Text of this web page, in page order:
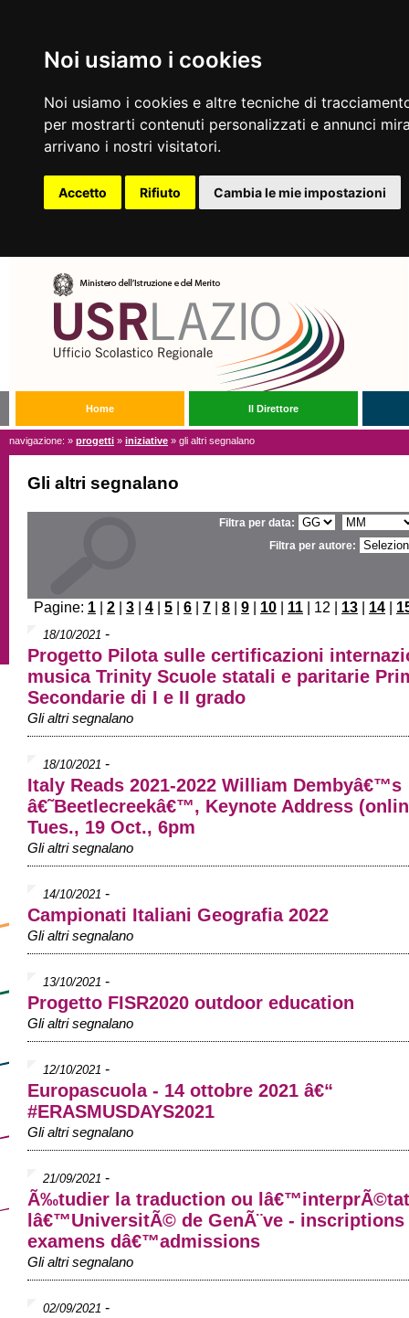
Noi usiamo i cookies
Noi usiamo i cookies e altre tecniche di
per mostrarti contenuti personalizzati e annunci
arrivano i nostri visitatori.
Accetto Rifiuto Cambia le mie impostazioni
Home Il Direttore
navigazione: » progetti » iniziative » gli altri segnalano
Gli altri segnalano
Filtra per data:
Filtra per autore:
Pagine: 1 | 2 | 3 | 4 | 5 | 6 | 7 | 8 | 9 | 10 | 11 | 12 | 13 | 14 |
18/10/2021 -
Progetto Pilota sulle certificazioni
musica Trinity Scuole statali e paritarie
Secondarie di I e II grado
Gli altri segnalano
18/10/2021 -
Italy Reads 2021-2022 William Dembyâ€™s
â€˜Beetlecreekâ€™, Keynote Address
Tues., 19 Oct., 6pm
Gli altri segnalano
14/10/2021 -
Campionati Italiani Geografia 2022
Gli altri segnalano
13/10/2021 -
Progetto FISR2020 outdoor education
Gli altri segnalano
12/10/2021 -
Europascuola - 14 ottobre 2021 â€“
#ERASMUSDAYS2021
Gli altri segnalano
21/09/2021 -
Ã‰tudier la traduction ou
lâ€™UniversitÃ© de GenÃ¨ve - inscriptions
examens dâ€™admissions
Gli altri segnalano
02/09/2021 -